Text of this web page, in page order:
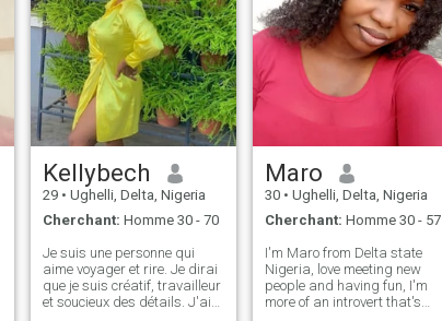
Kellybech
29 • Ughelli, Delta, Nigeria
Cherchant: Homme 30 - 70
Je suis une personne qui
aime voyager et rire. Je dirai
que je suis créatif, travailleur
et soucieux des détails. J'ai
Maro
30 • Ughelli, Delta, Nigeria
Cherchant: Homme 30 - 57
I'm Maro from Delta state
Nigeria, love meeting new
people and having fun, I'm
more of an introvert that's